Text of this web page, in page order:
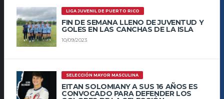
LIGA JUVENIL DE PUERTO RICO
FIN DE SEMANA LLENO DE JUVENTUD Y
GOLES EN LAS CANCHAS DE LA ISLA
10/09/2023
SELECCIÓN MAYOR MASCULINA
EITAN SOLOMIANY A SUS 16 AÑOS ES
CONVOCADO PARA DEFENDER LOS